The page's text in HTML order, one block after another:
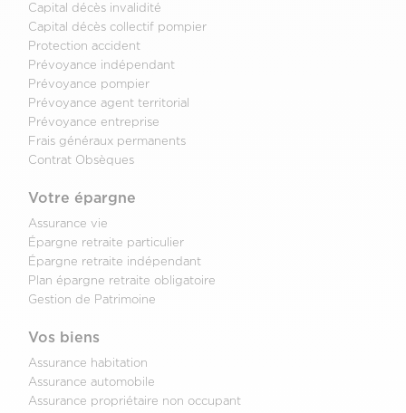
Capital décès invalidité
Capital décès collectif pompier
Protection accident
Prévoyance indépendant
Prévoyance pompier
Prévoyance agent territorial
Prévoyance entreprise
Frais généraux permanents
Contrat Obsèques
Votre épargne
Assurance vie
Épargne retraite particulier
Épargne retraite indépendant
Plan épargne retraite obligatoire
Gestion de Patrimoine
Vos biens
Assurance habitation
Assurance automobile
Assurance propriétaire non occupant